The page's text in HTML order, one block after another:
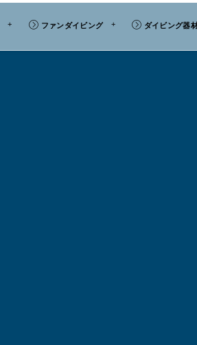
ファンダイビング ダイビング器